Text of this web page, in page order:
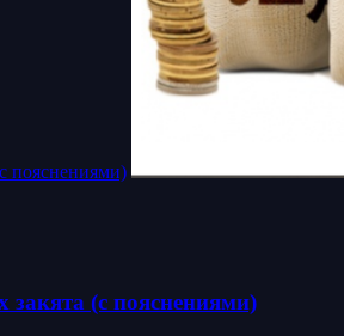
пояснениями)
(с пояснениями)